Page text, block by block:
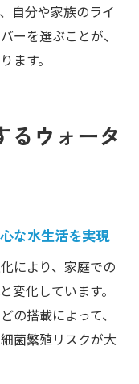
自分や家族のライ
ーを選ぶことが、
ます。
るウォータ
な水生活を実現
により、家庭での
変化しています。
の搭載によって、
菌繁殖リスクが大